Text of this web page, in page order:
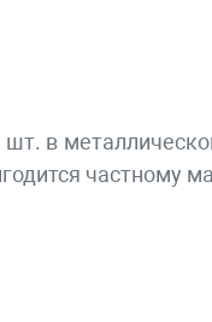
в
частному